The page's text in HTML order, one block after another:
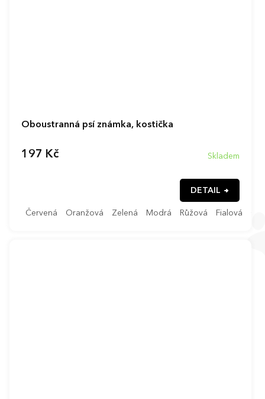
Oboustranná psí známka, kostička
Skladem
197 Kč
DETAIL
Červená Oranžová Zelená Modrá Růžová Fialová